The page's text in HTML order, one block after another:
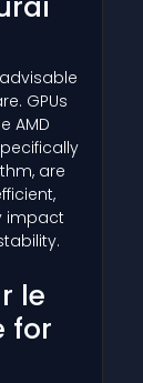
GPUs
AMD
are
impact
le
for